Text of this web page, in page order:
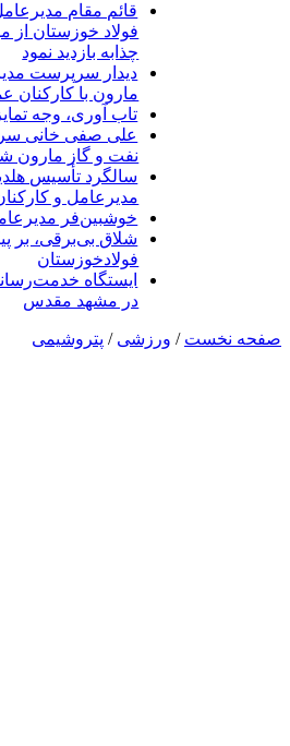
قائم مقام
فولاد خوزستان
چذابه بازدید نمود
دیدار سرپرست
مارون با کارکنان
تاب آوری، وجه
علی صفی خانی
نفت و گاز مارون
سالگرد تأسیس
مدیرعامل و
خوشبین‌فر
شلاق‌ بی‌برقی، بر
فولادخوزستان
ایستگاه
در مشهد مقدس
صفحه نخست / ورزشی / پتروشیمی